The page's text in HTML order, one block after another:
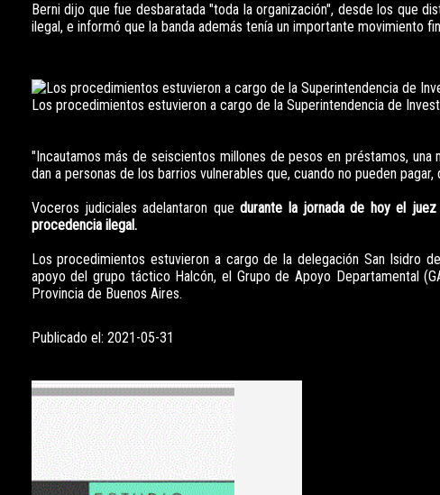
Berni dijo que fue desbaratada "toda la organización", desde los que
ilegal, e informó que la banda además tenía un importante movimiento
Los procedimientos estuvieron a cargo de la Superintendencia de
"Incautamos más de seiscientos millones de pesos en préstamos,
dan a personas de los barrios vulnerables que, cuando no pueden
Voceros judiciales adelantaron que durante la jornada de hoy el
procedencia ilegal.
Los procedimientos estuvieron a cargo de la delegación San Isidro
apoyo del grupo táctico Halcón, el Grupo de Apoyo Departamental
Provincia de Buenos Aires.
Publicado el: 2021-05-31